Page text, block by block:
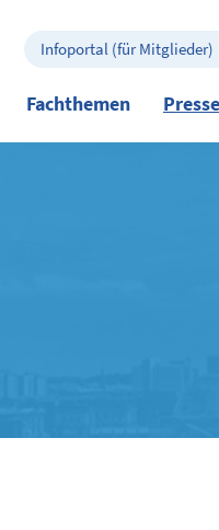
Infoportal (für Mitglieder)
Fachthemen